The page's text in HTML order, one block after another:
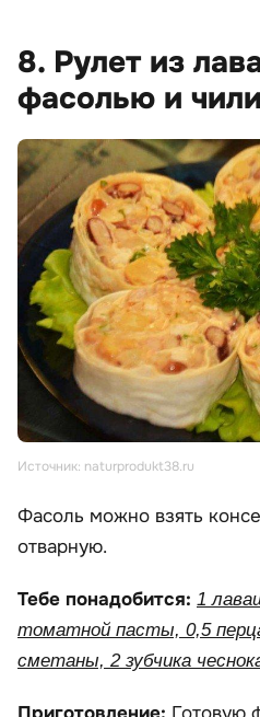
8. Рулет из
фасолью и чили
Источник: naturprodukt38.ru
Фасоль можно взять
отварную.
Тебе понадобится: 1
томатной пасты, 0,5
сметаны, 2 зубчика